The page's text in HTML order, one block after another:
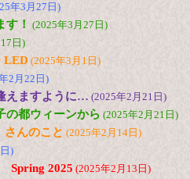
年3月27日)
！ (2025年3月27日)
日)
LED (2025年3月1日)
2月22日)
えますように… (2025年2月21日)
の都ウィーンから (2025年2月21日)
さんのこと (2025年2月14日)
)
Spring 2025 (2025年2月13日)